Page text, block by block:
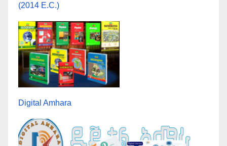
(2014 E.C.)
Digital Amhara